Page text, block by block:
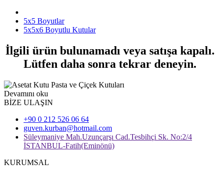
5x5 Boyutlar
5x5x6 Boyutlu Kutular
İlgili ürün bulunamadı veya satışa kapalı.
Lütfen daha sonra tekrar deneyin.
Devamını oku
BİZE ULAŞIN
+90 0 212 526 06 64
guven.kurban@hotmail.com
Süleymaniye Mah.Uzunçarşı Cad.Tesbihçi Sk. No:2/4
İSTANBUL-Fatih(Eminönü)
KURUMSAL